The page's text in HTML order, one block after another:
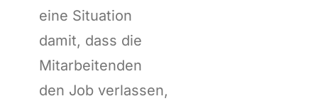
eine Situation
damit, dass die
Mitarbeitenden
den Job verlassen,